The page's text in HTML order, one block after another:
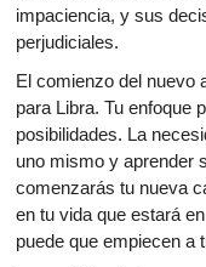
impaciencia, y sus
perjudiciales.
El comienzo del nuevo
para Libra. Tu enfoque
posibilidades. La
uno mismo y aprender
comenzarás tu nueva
en tu vida que estará
puede que empiecen a